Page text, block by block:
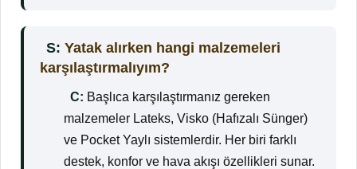
S: Yatak alırken hangi malzemeleri
karşılaştırmalıyım?
C: Başlıca karşılaştırmanız gereken
malzemeler Lateks, Visko (Hafızalı Sünger)
ve Pocket Yaylı sistemlerdir. Her biri farklı
destek, konfor ve hava akışı özellikleri sunar.